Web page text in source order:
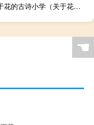
关于花的古诗小学（关于花的古诗）
☚